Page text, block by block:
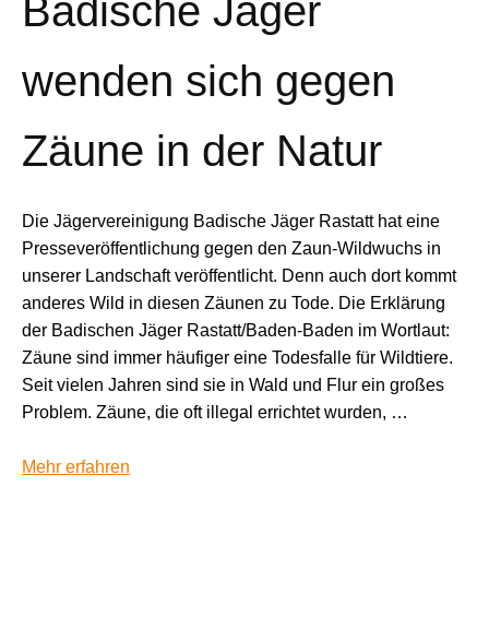
Badische Jäger
wenden sich gegen
Zäune in der Natur
Die Jägervereinigung Badische Jäger Rastatt hat eine
Presseveröffentlichung gegen den Zaun-Wildwuchs in
unserer Landschaft veröffentlicht. Denn auch dort kommt
anderes Wild in diesen Zäunen zu Tode. Die Erklärung
der Badischen Jäger Rastatt/Baden-Baden im Wortlaut:
Zäune sind immer häufiger eine Todesfalle für Wildtiere.
Seit vielen Jahren sind sie in Wald und Flur ein großes
Problem. Zäune, die oft illegal errichtet wurden, …
Mehr erfahren